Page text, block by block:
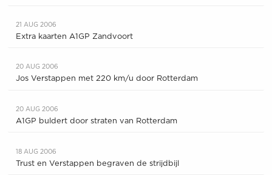
21 AUG 2006
Extra kaarten A1GP Zandvoort
20 AUG 2006
Jos Verstappen met 220 km/u door Rotterdam
20 AUG 2006
A1GP buldert door straten van Rotterdam
18 AUG 2006
Trust en Verstappen begraven de strijdbijl